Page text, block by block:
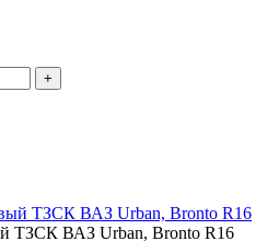
+
ТЗСК ВАЗ Urban, Bronto R16